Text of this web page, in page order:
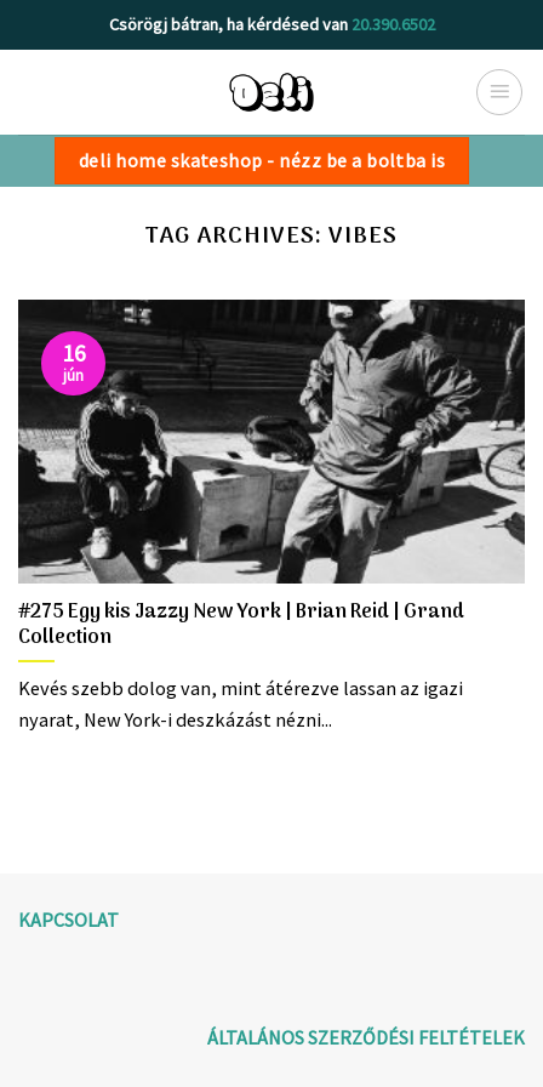
to
Csörögj bátran, ha kérdésed van 20.390.6502
deli home skateshop - nézz be a boltba is
TAG ARCHIVES: VIBES
#275 Egy kis Jazzy New York | Brian Reid | Grand
Collection
Kevés szebb dolog van, mint átérezve lassan az igazi
nyarat, New York-i deszkázást nézni...
16
jún
KAPCSOLAT
ÁLTALÁNOS SZERZŐDÉSI FELTÉTELEK